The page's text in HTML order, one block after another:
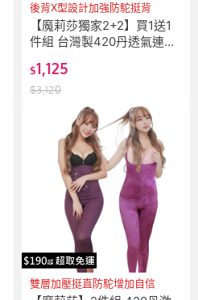
後背X型設計加強防駝挺背
【魔莉莎獨家2+2】買1送1
件組 台灣製420丹透氣連身
$1,125
$3,120
雙層加壓挺直防駝增加自信